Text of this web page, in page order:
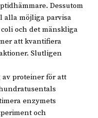
Dessutom
alla möjliga parvisa
och det mänskliga
att kvantifiera
Slutligen
proteiner för att
enzymets
och